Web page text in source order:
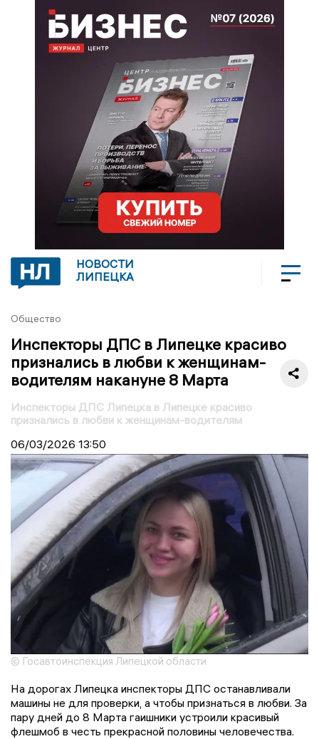
НОВОСТИ
ЛИПЕЦКА
Общество
Инспекторы ДПС в Липецке красиво
признались в любви к женщинам-
водителям накануне 8 Марта
Инспекторы ДПС Липецка в Липецке красиво
признались в любви к женщинам-водителям
06/03/2026 13:50
© Госавтоинспекция Липецкой области
На дорогах Липецка инспекторы ДПС останавливали
машины не для проверки, а чтобы признаться в любви. За
пару дней до 8 Марта гаишники устроили красивый
флешмоб в честь прекрасной половины человечества.